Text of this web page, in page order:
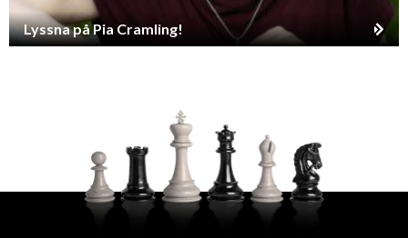
Lyssna på Pia Cramling!